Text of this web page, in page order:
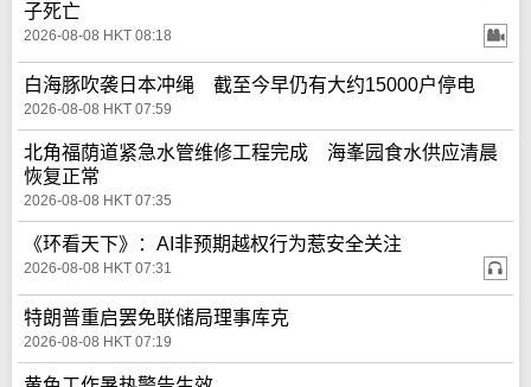
子死亡
2026-08-08 HKT 08:18
白海豚吹袭日本冲绳 截至今早仍有大约15000户停电
2026-08-08 HKT 07:59
北角福荫道紧急水管维修工程完成 海峯园食水供应清晨
恢复正常
2026-08-08 HKT 07:35
《环看天下》：AI非预期越权行为惹安全关注
2026-08-08 HKT 07:31
特朗普重启罢免联储局理事库克
2026-08-08 HKT 07:19